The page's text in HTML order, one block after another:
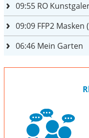
09:55 RO
09:09 FFP2 Masken
06:46 Mein Garten